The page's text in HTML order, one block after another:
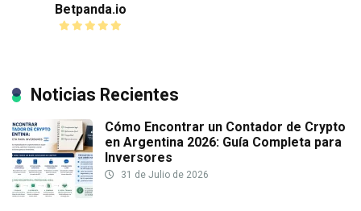
Betpanda.io
Noticias Recientes
Cómo Encontrar un Contador de Crypto
en Argentina 2026: Guía Completa para
Inversores
31 de Julio de 2026